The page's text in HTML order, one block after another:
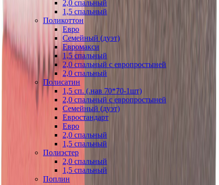
2,0 спальный
1,5 спальный
Поликоттон
Евро
Семейный (дуэт)
Евромакси
1,5 спальный
2,0 спальный с европростыней
2,0 спальный
Полисатин
1,5 сп. (.нав 70*70-1шт)
2,0 спальный с европростыней
Семейный (дуэт)
Евростандарт
Евро
2,0 спальный
1,5 спальный
Полиэстер
2,0 спальный
1,5 спальный
Поплин